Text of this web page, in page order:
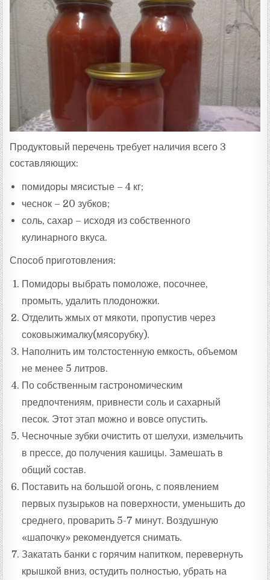
Продуктовый перечень требует наличия всего 3
составляющих:
помидоры мясистые – 4 кг;
чеснок – 20 зубков;
соль, сахар – исходя из собственного
кулинарного вкуса.
Способ приготовления:
Помидоры выбрать помоложе, посочнее,
промыть, удалить плодоножки.
Отделить жмых от мякоти, пропустив через
соковыжималку(мясорубку).
Наполнить им толстостенную емкость, объемом
не менее 5 литров.
По собственным гастрономическим
предпочтениям, привнести соль и сахарный
песок. Этот этап можно и вовсе опустить.
Чесночные зубки очистить от шелухи, измельчить
в прессе, до получения кашицы. Замешать в
общий состав.
Поставить на большой огонь, с появлением
первых пузырьков на поверхности, уменьшить до
среднего, проварить 5-7 минут. Воздушную
«шапочку» рекомендуется снимать.
Закатать банки с горячим напитком, перевернуть
крышкой вниз, остудить полностью, убрать на